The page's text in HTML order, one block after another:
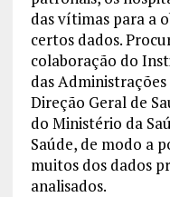
das vítimas para a
certos dados.
colaboração do
das Administrações
Direção Geral de
do Ministério da
Saúde, de modo a
muitos dos dados
analisados.